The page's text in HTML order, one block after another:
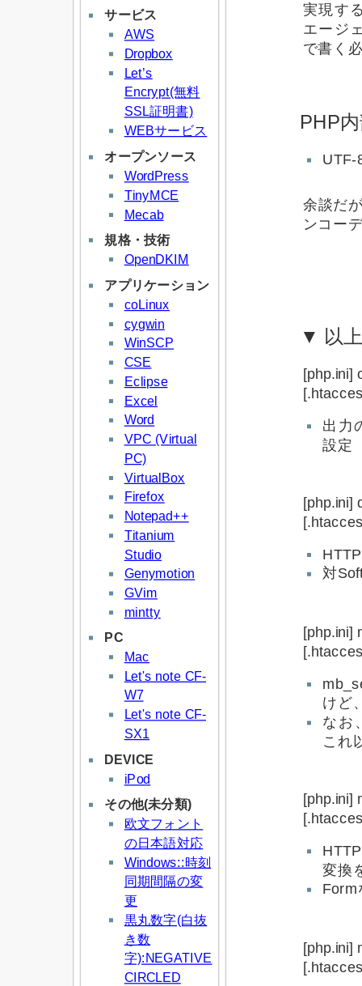
サービス
AWS
Dropbox
Let’s
Encrypt(無料
SSL証明書)
WEBサービス
オープンソース
WordPress
TinyMCE
Mecab
規格・技術
OpenDKIM
アプリケーション
coLinux
cygwin
WinSCP
CSE
Eclipse
Excel
Word
VPC (Virtual
PC)
VirtualBox
Firefox
Notepad++
Titanium
Studio
Genymotion
GVim
mintty
PC
Mac
Let's note CF-
W7
Let's note CF-
SX1
DEVICE
iPod
その他(未分類)
欧文フォント
の日本語対応
Windows::時刻
同期間隔の変
更
黒丸数字(白抜
き数
字):NEGATIVE
CIRCLED
実現す
エージ
で書く
PHP
UTF-
余談だ
ンコー
▼ 以
[php.ini]
出力
設定
[php.ini]
対
[php.ini]
けど
なお
これ
[php.ini]
変換
Form
[php.ini]